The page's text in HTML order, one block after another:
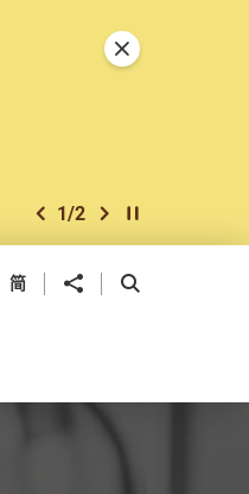
上一個
1/2 下一個開始/暫停幻燈
關閉特別通告
简 分享到 開啟搜尋框